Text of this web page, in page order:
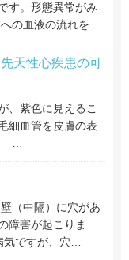
す。形態異常がみ
の血液の流れを…
天性心疾患の可
、紫色に見えるこ
細血管を皮膚の表
…
（中隔）に穴があ
障害が起こりま
ですが、穴…